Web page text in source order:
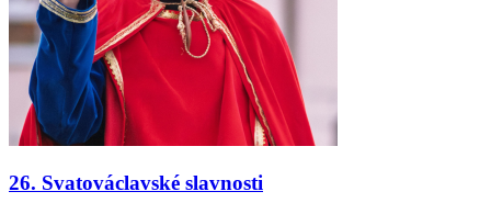
26. Svatováclavské slavnosti